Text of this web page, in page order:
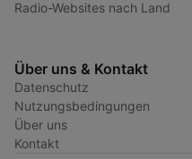
Radio-Websites nach Land
Über uns & Kontakt
Datenschutz
Nutzungsbedingungen
Über uns
Kontakt